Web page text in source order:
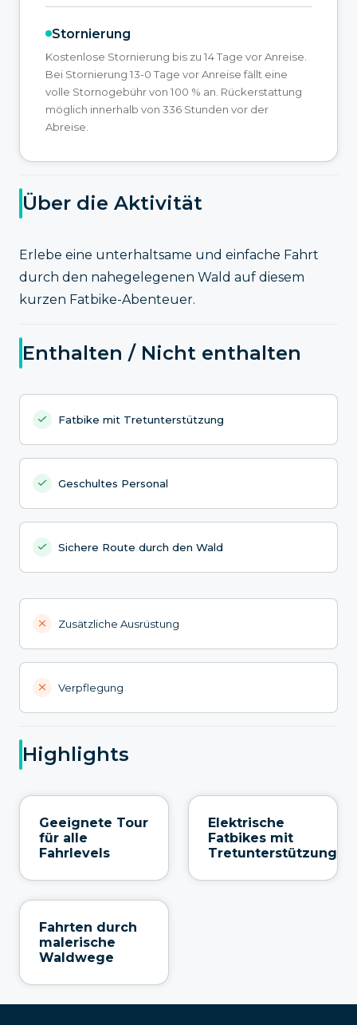
Stornierung
Kostenlose Stornierung bis zu 14 Tage vor Anreise.
Bei Stornierung 13-0 Tage vor Anreise fällt eine
volle Stornogebühr von 100 % an. Rückerstattung
möglich innerhalb von 336 Stunden vor der
Abreise.
Über die Aktivität
Erlebe eine unterhaltsame und einfache Fahrt
durch den nahegelegenen Wald auf diesem
kurzen Fatbike-Abenteuer.
Enthalten / Nicht enthalten
Fatbike mit Tretunterstützung
Geschultes Personal
Sichere Route durch den Wald
Zusätzliche Ausrüstung
Verpflegung
Highlights
Geeignete Tour
für alle
Fahrlevels
Elektrische
Fatbikes mit
Tretunterstützung
Fahrten durch
malerische
Waldwege